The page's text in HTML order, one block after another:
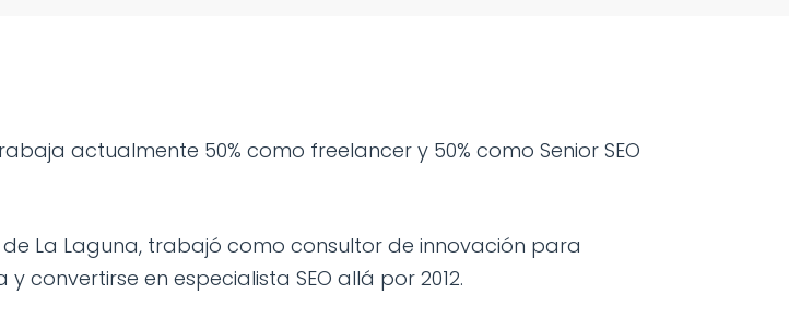
actualmente 50% como freelancer y 50% como Senior SEO
La Laguna, trabajó como consultor de innovación para
convertirse en especialista SEO allá por 2012.